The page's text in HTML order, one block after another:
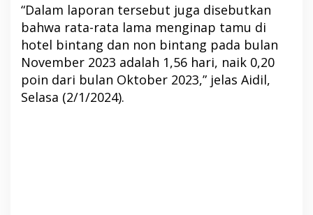
“Dalam laporan tersebut juga disebutkan
bahwa rata-rata lama menginap tamu di
hotel bintang dan non bintang pada bulan
November 2023 adalah 1,56 hari, naik 0,20
poin dari bulan Oktober 2023,” jelas Aidil,
Selasa (2/1/2024).